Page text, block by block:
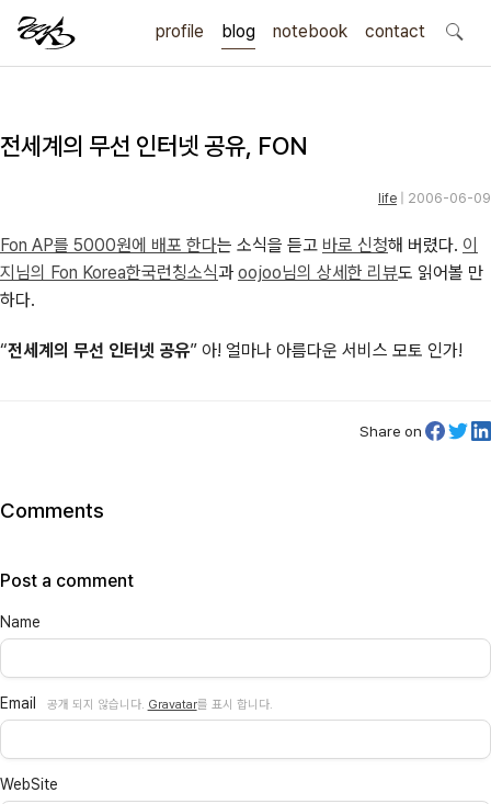
profile blog notebook contact
search
전세계의 무선 인터넷 공유, FON
life | 2006-06-09
Fon AP를 5000원에 배포 한다는 소식을 듣고 바로 신청해 버렸다. 이
지님의 Fon Korea한국런칭소식과 oojoo님의 상세한 리뷰도 읽어볼 만
하다.
전세계의 무선 인터넷 공유 아! 얼마나 아름다운 서비스 모토 인가!
Share on
Comments
Post a comment
Name
Email 공개 되지 않습니다. Gravatar를 표시 합니다.
WebSite